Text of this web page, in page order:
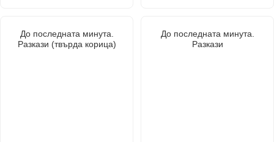
До последната минута.
Разкази (твърда корица)
До последната минута.
Разкази